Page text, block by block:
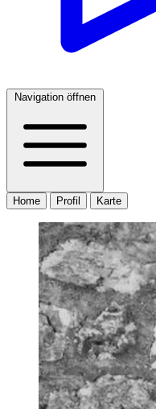
Navigation öffnen
Home Profil Karte